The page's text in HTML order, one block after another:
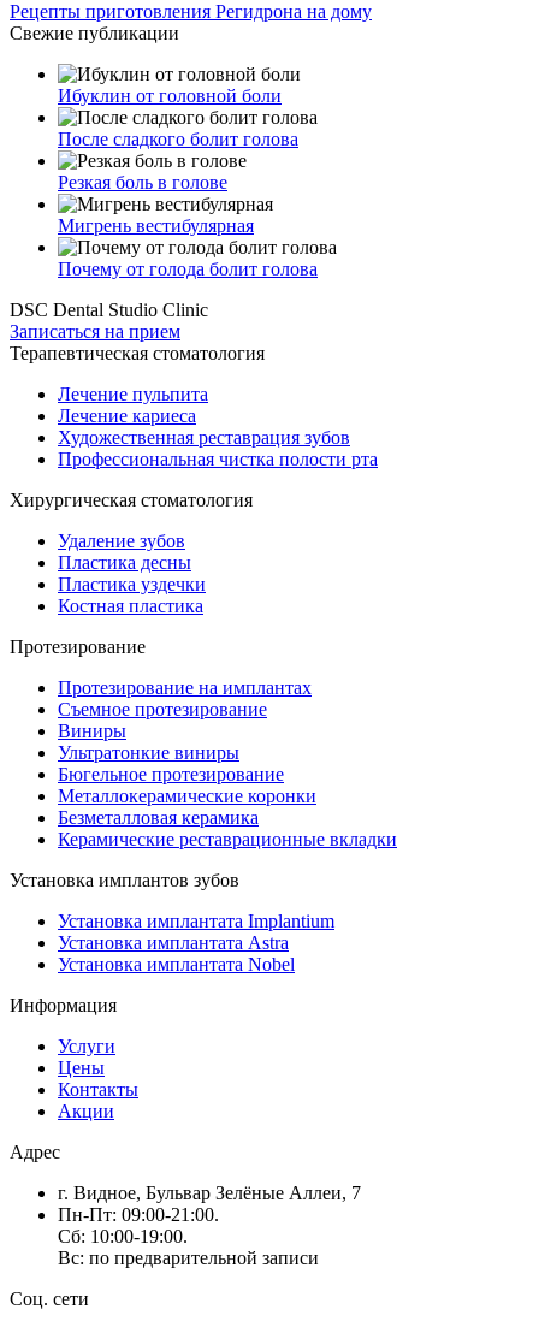
Рецепты приготовления Регидрона на дому
Свежие публикации
Ибуклин от головной боли
После сладкого болит голова
Резкая боль в голове
Мигрень вестибулярная
Почему от голода болит голова
DSC Dental Studio Clinic
Записаться на прием
Терапевтическая стоматология
Лечение пульпита
Лечение кариеса
Художественная реставрация зубов
Профессиональная чистка полости рта
Хирургическая стоматология
Удаление зубов
Пластика десны
Пластика уздечки
Костная пластика
Протезирование
Протезирование на имплантах
Съемное протезирование
Виниры
Ультратонкие виниры
Бюгельное протезирование
Металлокерамические коронки
Безметалловая керамика
Керамические реставрационные вкладки
Установка имплантов зубов
Установка имплантата Implantium
Установка имплантата Astra
Установка имплантата Nobel
Информация
Услуги
Цены
Контакты
Акции
Адрес
г. Видное, Бульвар Зелёные Аллеи, 7
Пн-Пт: 09:00-21:00.
Сб: 10:00-19:00.
Вс: по предварительной записи
Соц. сети